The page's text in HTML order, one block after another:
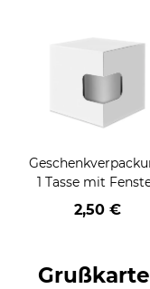
1 Tasse mit
2,50 €